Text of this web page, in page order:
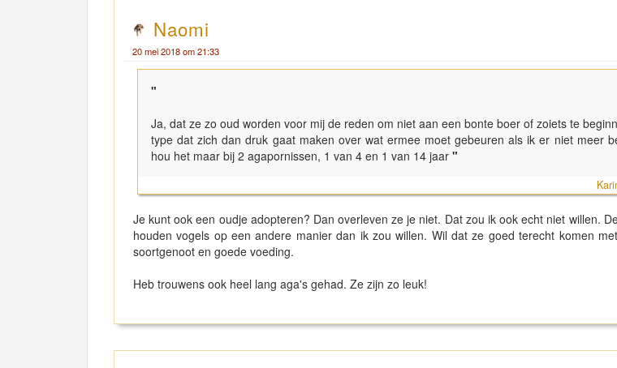
Naomi
20 mei 2018 om 21:33
"
Ja, dat ze zo oud worden voor mij de reden om niet aan een bonte boer of zoiets te
type dat zich dan druk gaat maken over wat ermee moet gebeuren als ik er niet meer
hou het maar bij 2 agapornissen, 1 van 4 en 1 van 14 jaar "
Je kunt ook een oudje adopteren? Dan overleven ze je niet. Dat zou ik ook echt niet willen.
houden vogels op een andere manier dan ik zou willen. Wil dat ze goed terecht komen
soortgenoot en goede voeding.
Heb trouwens ook heel lang aga's gehad. Ze zijn zo leuk!